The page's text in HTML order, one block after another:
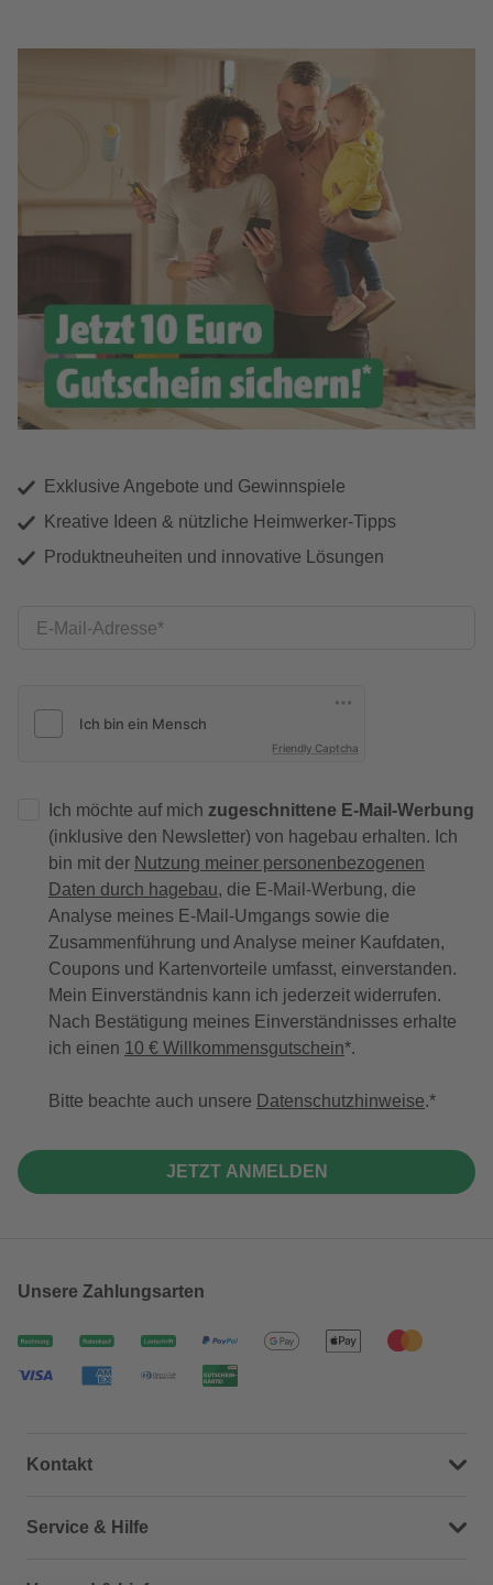
Exklusive Angebote und Gewinnspiele
Kreative Ideen & nützliche Heimwerker-Tipps
Produktneuheiten und innovative Lösungen
E-Mail-Adresse
Friendly Captcha
Ich möchte auf mich zugeschnittene E-Mail-Werbung
(inklusive den Newsletter) von hagebau erhalten. Ich
bin mit der Nutzung meiner personenbezogenen
Daten durch hagebau, die E-Mail-Werbung, die
Analyse meines E-Mail-Umgangs sowie die
Zusammenführung und Analyse meiner Kaufdaten,
Coupons und Kartenvorteile umfasst, einverstanden.
Mein Einverständnis kann ich jederzeit widerrufen.
Nach Bestätigung meines Einverständnisses erhalte
ich einen 10 € Willkommensgutschein*.
Bitte beachte auch unsere Datenschutzhinweise.
JETZT ANMELDEN
Unsere Zahlungsarten
Kontakt
Dein Kontakt zu uns
Service & Hilfe